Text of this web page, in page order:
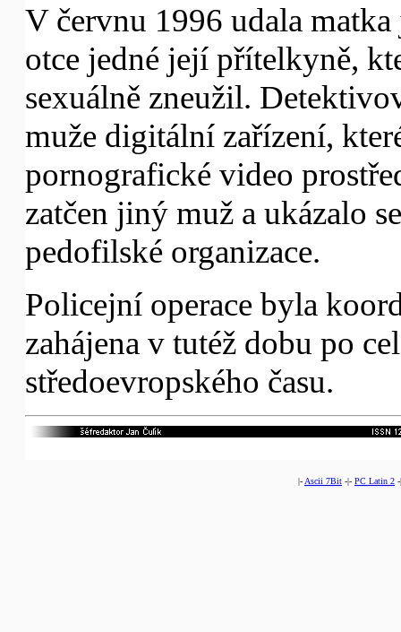
V červnu 1996 udala
otce jedné její přítelkyně,
sexuálně zneužil.
muže digitální zařízení,
pornografické video
zatčen jiný muž a ukázalo
pedofilské organizace.
Policejní operace byla
zahájena v tutéž dobu po
středoevropského času.
|- Ascii 7Bit -|- PC Latin 2